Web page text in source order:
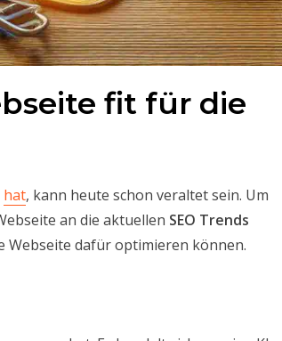
fit für die
hat, kann heute schon veraltet sein. Um
an die aktuellen SEO Trends
Webseite dafür optimieren können.